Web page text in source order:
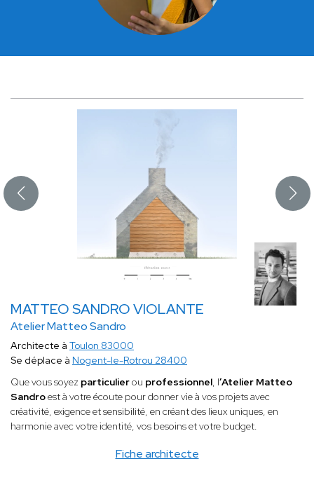
MATTEO SANDRO VIOLANTE
Atelier Matteo Sandro
Fiche architecte
Architecte à Toulon 83000
Se déplace à Nogent-le-Rotrou 28400
Que vous soyez particulierou professionnel, l’Atelier Matteo
Sandroest à votre écoute pour donner vie à vos projets avec
créativité, exigence et sensibilité, en créant des lieux uniques, en
harmonie avec votre identité, vos besoins et votre budget.